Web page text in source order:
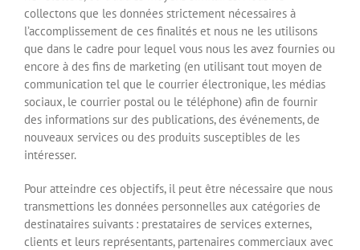
collectons que les données strictement nécessaires à
l’accomplissement de ces finalités et nous ne les utilisons
que dans le cadre pour lequel vous nous les avez fournies ou
encore à des fins de marketing (en utilisant tout moyen de
communication tel que le courrier électronique, les médias
sociaux, le courrier postal ou le téléphone) afin de fournir
des informations sur des publications, des événements, de
nouveaux services ou des produits susceptibles de les
intéresser.
Pour atteindre ces objectifs, il peut être nécessaire que nous
transmettions les données personnelles aux catégories de
destinataires suivants : prestataires de services externes,
clients et leurs représentants, partenaires commerciaux avec